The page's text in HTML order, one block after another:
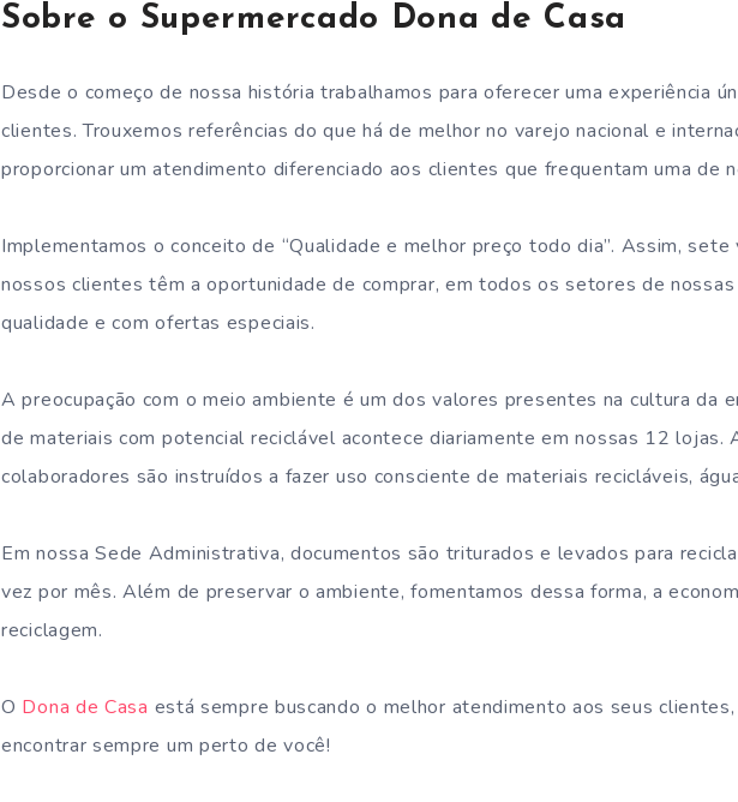
Sobre o Supermercado Dona de Casa
Desde o começo de nossa história trabalhamos para oferecer uma experiência
clientes. Trouxemos referências do que há de melhor no varejo nacional e
proporcionar um atendimento diferenciado aos clientes que frequentam uma de
Implementamos o conceito de “Qualidade e melhor preço todo dia”. Assim, sete
nossos clientes têm a oportunidade de comprar, em todos os setores de
qualidade e com ofertas especiais.
A preocupação com o meio ambiente é um dos valores presentes na cultura da
de materiais com potencial reciclável acontece diariamente em nossas 12 lojas.
colaboradores são instruídos a fazer uso consciente de materiais recicláveis,
Em nossa Sede Administrativa, documentos são triturados e levados para
vez por mês. Além de preservar o ambiente, fomentamos dessa forma, a
reciclagem.
O Dona de Casa está sempre buscando o melhor atendimento aos seus
encontrar sempre um perto de você!